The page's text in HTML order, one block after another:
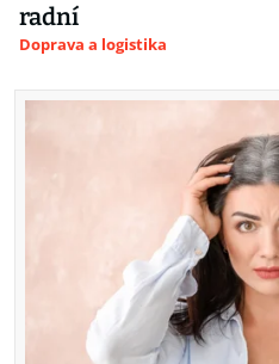
radní
Doprava a logistika